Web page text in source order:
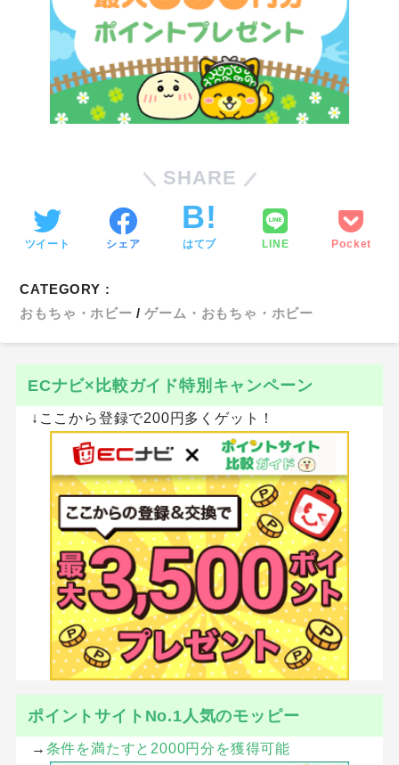
SHARE
ツイート シェア はてブ LINE Pocket
CATEGORY :
おもちゃ・ホビー
ゲーム・おもちゃ・ホビー
ECナビ×比較ガイド特別キャンペーン
↓ここから登録で200円多くゲット！
ポイントサイトNo.1人気のモッピー
→ 条件を満たすと2000円分を獲得可能